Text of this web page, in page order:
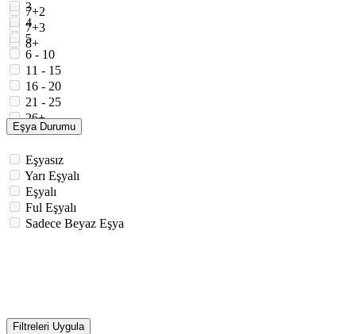
7+2
7+3
8+
3
4
5
6 - 10
11 - 15
16 - 20
21 - 25
26+
Eşya Durumu
Eşyasız
Yarı Eşyalı
Eşyalı
Ful Eşyalı
Sadece Beyaz Eşya
Filtreleri Uygula